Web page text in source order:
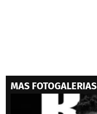
MAS FOTOGALERIAS